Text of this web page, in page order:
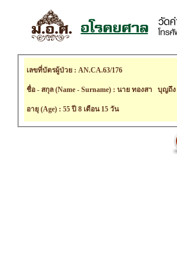
เลขที่บัตรผู้ป่วย : AN.CA.63/176
ชื่อ - สกุล (Name - Surname) : นาย ทองสา บุญถึง
อายุ (Age) : 55 ปี 8 เดือน 15 วัน